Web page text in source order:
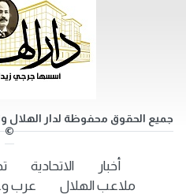
جميع الحقوق محفوظة لدار الهلال
©
أخبار الاتحادية
ملاعب الهلال
عرب